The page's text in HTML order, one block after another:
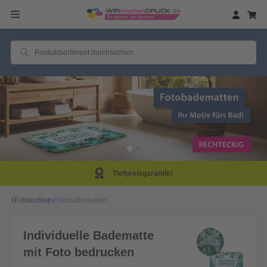
Tiefpreisgarantie!
FototextilienFotobadematten
Individuelle Badematte
mit Foto bedrucken